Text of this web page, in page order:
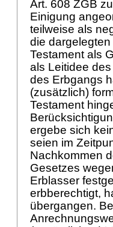
Art. 608 ZGB
Einigung
teilweise als
die
Testament als
als Leitidee
des Erbgangs
(zusätzlich)
Testament
ergebe sich
seien im
Nachkommen
Gesetzes
Erblasser
erbberechtigt,
übergangen.